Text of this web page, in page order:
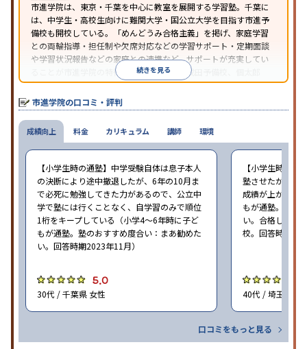
市進学院は、東京・千葉を中心に教室を展開する学習塾。千葉に
は、中学生・高校生向けに難関大学・国公立大学を目指す市進予
備校も開校している。「めんどうみ合格主義」を掲げ、家庭学習
との両輪指導・担任制や欠席対応などの学習サポート・定期面談
や学習状況報告などの家庭との連携など、サポートが充実してい
ることが市進学院の特徴。桐杏学園、NPS成田予備校、個太郎
塾、茨進、典和進学ゼミナールなども市進グループの学習塾・予
備校だ。
続きを見る
市進学院の口コミ・評判
成績向上
【小学生時の通塾】中学受験自体は息子本人
の決断により途中撤退したが、6年の10月ま
で必死に勉強してきた力があるので、公立中
学で塾には行くことなく、自学習のみで順位
1桁をキープしている（小学4〜6年時に子ど
もが通塾。塾のおすすめ度合い：まあ勧めた
い。回答時期2023年11月）
5.0
30代 / 千葉県 女性
【小学生時の通
塾させたが、無
成績が上がった
もが通塾。塾の
い。合格した中
校。回答時期
40代 / 埼玉県 男
口コミをもっと見る
料金 カリキュラム 講師 環境